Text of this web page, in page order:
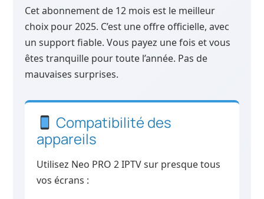
Cet abonnement de 12 mois est le meilleur
choix pour 2025. C’est une offre officielle, avec
un support fiable. Vous payez une fois et vous
êtes tranquille pour toute l’année. Pas de
mauvaises surprises.
Compatibilité des
appareils
Utilisez Neo PRO 2 IPTV sur presque tous
vos écrans :